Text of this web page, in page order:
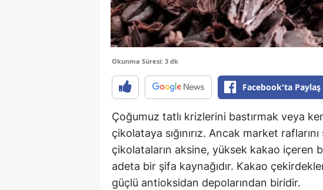
Okunma Süresi: 3 dk
Facebook'ta Paylaş
Çoğumuz tatlı krizlerini bastırmak veya
çikolataya sığınırız. Ancak market
çikolataların aksine, yüksek kakao içeren
adeta bir şifa kaynağıdır. Kakao
güçlü antioksidan depolarından biridir.